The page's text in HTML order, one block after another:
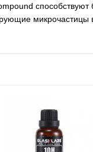
микрочастицы